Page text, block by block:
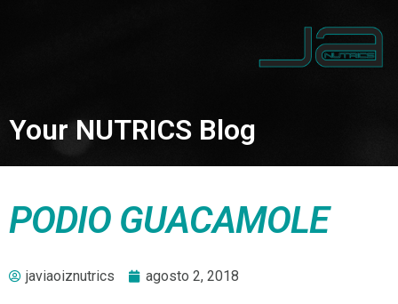
Your NUTRICS Blog
PODIO GUACAMOLE
javiaoiznutrics agosto 2, 2018